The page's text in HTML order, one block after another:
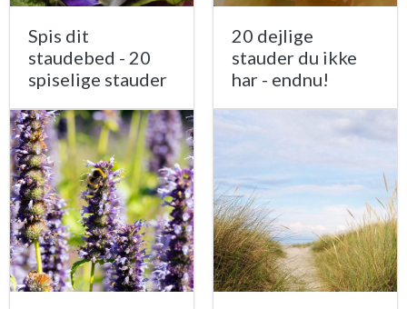
Spis dit
staudebed - 20
spiselige stauder
20 dejlige
stauder du ikke
har - endnu!